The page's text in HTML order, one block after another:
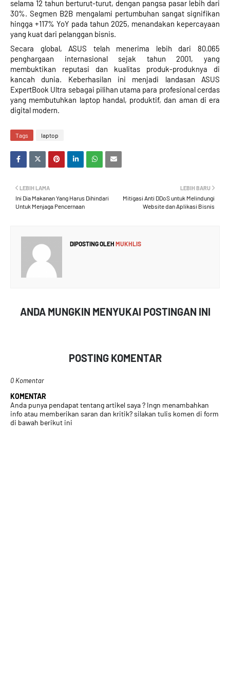
selama 12 tahun berturut-turut, dengan pangsa pasar lebih dari
30%. Segmen B2B mengalami pertumbuhan sangat signifikan
hingga +117% YoY pada tahun 2025, menandakan kepercayaan
yang kuat dari pelanggan bisnis.
Secara global, ASUS telah menerima lebih dari 80.065
penghargaan internasional sejak tahun 2001, yang
membuktikan reputasi dan kualitas produk-produknya di
kancah dunia. Keberhasilan ini menjadi landasan ASUS
ExpertBook Ultra sebagai pilihan utama para profesional cerdas
yang membutuhkan laptop handal, produktif, dan aman di era
digital modern.
Tags laptop
LEBIH BARU
Mitigasi Anti DDoS untuk Melindungi
Website dan Aplikasi Bisnis
LEBIH LAMA
Ini Dia Makanan Yang Harus Dihindari
Untuk Menjaga Pencernaan
DIPOSTING OLEH MUKHLIS
ANDA MUNGKIN MENYUKAI POSTINGAN INI
POSTING KOMENTAR
0 Komentar
KOMENTAR
Anda punya pendapat tentang artikel saya ? Ingn menambahkan
info atau memberikan saran dan kritik? silakan tulis komen di form
di bawah berikut ini